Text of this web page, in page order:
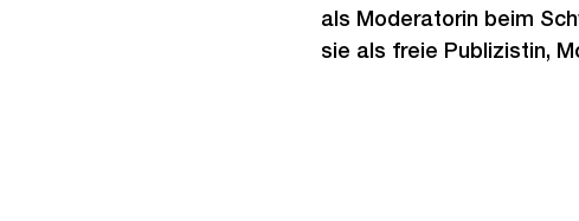
als Moderatorin beim
sie als freie Publizistin,